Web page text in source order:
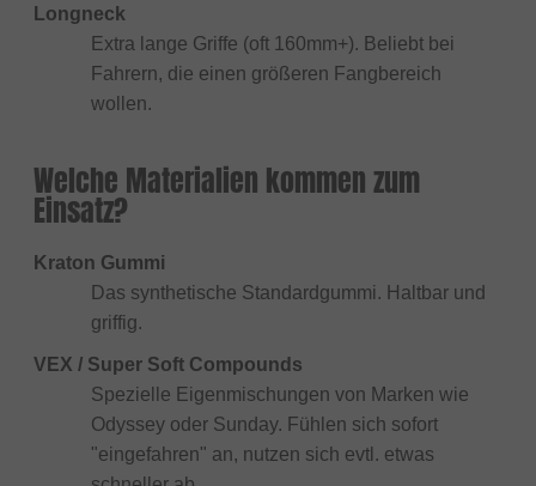
Longneck
Extra lange Griffe (oft 160mm+). Beliebt bei
Fahrern, die einen größeren Fangbereich
wollen.
Welche Materialien kommen zum
Einsatz?
Kraton Gummi
Das synthetische Standardgummi. Haltbar und
griffig.
VEX / Super Soft Compounds
Spezielle Eigenmischungen von Marken wie
Odyssey oder Sunday. Fühlen sich sofort
"eingefahren" an, nutzen sich evtl. etwas